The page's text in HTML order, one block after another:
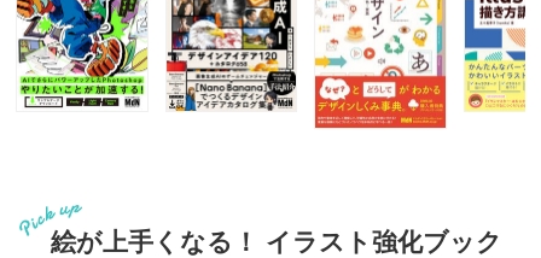
絵が上手くなる！ イラスト強化ブック